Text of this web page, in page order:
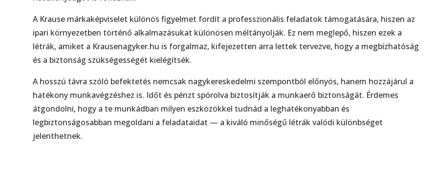
A Krause márkaképviselet különös figyelmet fordít a professzionális feladatok támogatására, hiszen az
ipari környezetben történő alkalmazásukat különösen méltányolják. Ez nem meglepő, hiszen ezek a
létrák, amiket a Krausenagyker.hu is forgalmaz, kifejezetten arra lettek tervezve, hogy a megbízhatóság
és a biztonság szükségességét kielégítsék.
A hosszú távra szóló befektetés nemcsak nagykereskedelmi szempontból előnyös, hanem hozzájárul a
hatékony munkavégzéshez is. Időt és pénzt spórolva biztosítják a munkaerő biztonságát. Érdemes
átgondolni, hogy a te munkádban milyen eszközökkel tudnád a leghatékonyabban és
legbiztonságosabban megoldani a feladataidat — a kiváló minőségű létrák valódi különbséget
jelenthetnek.